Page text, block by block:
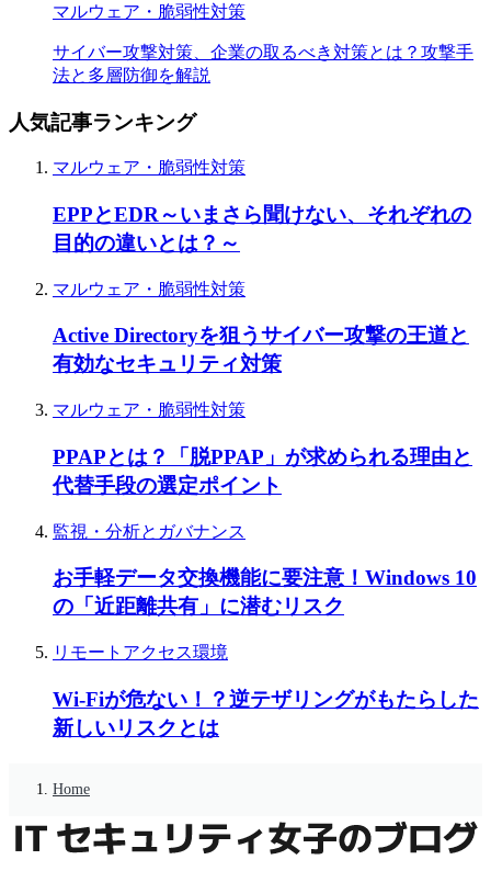
マルウェア・脆弱性対策
サイバー攻撃対策、企業の取るべき対策とは？攻撃手
法と多層防御を解説
人気記事ランキング
マルウェア・脆弱性対策
EPPとEDR～いまさら聞けない、それぞれの
目的の違いとは？～
マルウェア・脆弱性対策
Active Directoryを狙うサイバー攻撃の王道と
有効なセキュリティ対策
マルウェア・脆弱性対策
PPAPとは？「脱PPAP」が求められる理由と
代替手段の選定ポイント
監視・分析とガバナンス
お手軽データ交換機能に要注意！Windows 10
の「近距離共有」に潜むリスク
リモートアクセス環境
Wi-Fiが危ない！？逆テザリングがもたらした
新しいリスクとは
Home